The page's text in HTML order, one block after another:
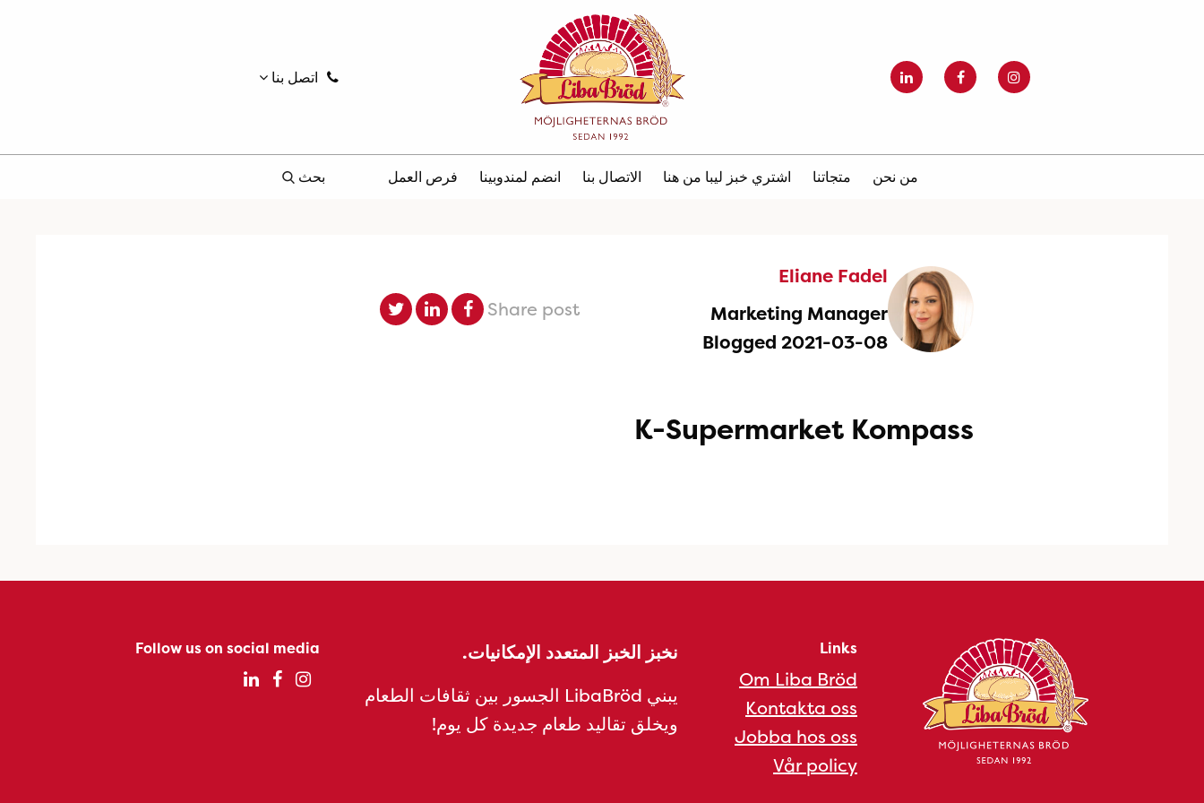
اتصل بنا
من نحن متجاتنا اشتري خبز ليبا من هنا الاتصال بنا انضم لمندوبينا فرص العمل بحث
Eliane Fadel
Marketing Manager
Blogged 2021-03-08
Share post
K-Supermarket Kompass
Links
Om Liba Bröd
Kontakta oss
Jobba hos oss
Vår policy
نخبز الخبز المتعدد الإمكانيات.
يبني LibaBröd الجسور بين ثقافات الطعام
ويخلق تقاليد طعام جديدة كل يوم!
Follow us on social media